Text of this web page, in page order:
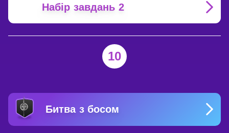
Набір завдань 2
10
Битва з босом